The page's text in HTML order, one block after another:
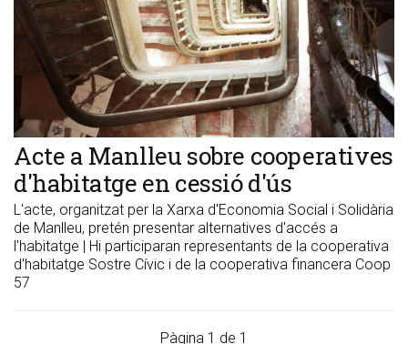
Acte a Manlleu sobre cooperatives
d'habitatge en cessió d'ús
L'acte, organitzat per la Xarxa d'Economia Social i Solidària
de Manlleu, pretén presentar alternatives d'accés a
l'habitatge | Hi participaran representants de la cooperativa
d'habitatge Sostre Cívic i de la cooperativa financera Coop
57
Pàgina 1 de 1